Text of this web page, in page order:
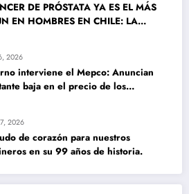
DE PRÓSTATA YA ES EL MÁS
EN HOMBRES EN CHILE: LA
2026
interviene el Mepco: Anuncian
baja en el precio de los
2026
de corazón para nuestros
en su 99 años de historia.